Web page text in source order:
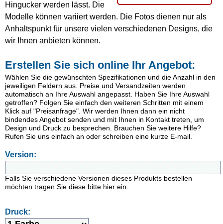
Hingucker werden lässt. Die
Modelle können variiert werden. Die Fotos dienen nur als
Anhaltspunkt für unsere vielen verschiedenen Designs, die
wir Ihnen anbieten können.
Erstellen Sie sich online Ihr Angebot:
Wählen Sie die gewünschten Spezifikationen und die Anzahl in den
jeweiligen Feldern aus. Preise und Versandzeiten werden
automatisch an Ihre Auswahl angepasst. Haben Sie Ihre Auswahl
getroffen? Folgen Sie einfach den weiteren Schritten mit einem
Klick auf "Preisanfrage". Wir werden Ihnen dann ein nicht
bindendes Angebot senden und mit Ihnen in Kontakt treten, um
Design und Druck zu besprechen. Brauchen Sie weitere Hilfe?
Rufen Sie uns einfach an oder schreiben eine kurze E-mail.
Version:
Falls Sie verschiedene Versionen dieses Produkts bestellen
möchten tragen Sie diese bitte hier ein.
Druck: